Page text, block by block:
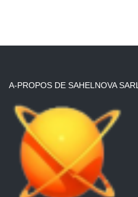
A-PROPOS DE SAHELNOVA SARL